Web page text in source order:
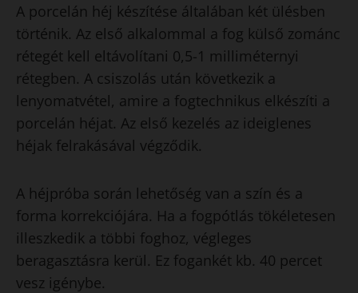
A porcelán héj készítése általában két ülésben
történik. Az első alkalommal a fog külső zománc
rétegét kell eltávolítani 0,5-1 milliméternyi
rétegben. A csiszolás után következik a
lenyomatvétel, amire a fogtechnikus elkészíti a
porcelán héjat. Az első kezelés az ideiglenes
héjak felrakásával végződik.
A héjpróba során lehetőség van a szín és a
forma korrekciójára. Ha a fogpótlás tökéletesen
illeszkedik a többi foghoz, végleges
beragasztásra kerül. Ez fogankét kb. 40 percet
vesz igénybe.